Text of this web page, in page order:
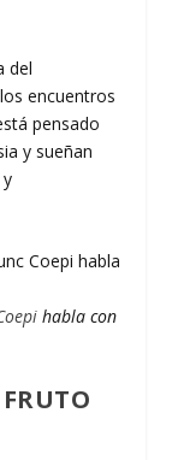
del
encuentros
pensado
y sueñan
habla con